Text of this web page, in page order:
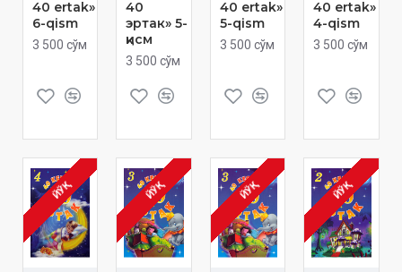
40 ertak»
6-qism
3 500 сўм
40
эртак» 5-
қисм
3 500 сўм
40 ertak»
5-qism
3 500 сўм
40 ertak»
4-qism
3 500 сўм
ЙЎҚ ЙЎҚ ЙЎҚ ЙЎҚ